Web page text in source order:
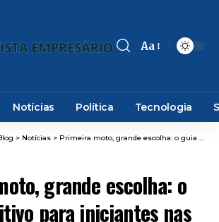
Font
Aa
Notícias Política Tecnologia
> Notícias > Primeira moto, grande escolha: o guia definitivo para iniciantes nas duas rodas
grande escolha: o
para iniciantes nas